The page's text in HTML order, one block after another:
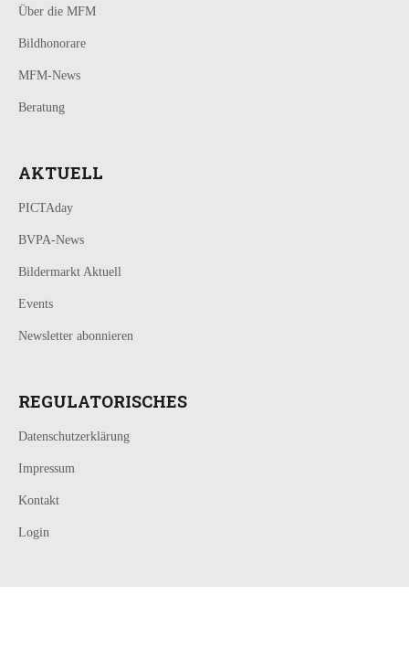
Über die MFM
Bildhonorare
MFM-News
Beratung
AKTUELL
PICTAday
BVPA-News
Bildermarkt Aktuell
Events
Newsletter abonnieren
REGULATORISCHES
Datenschutzerklärung
Impressum
Kontakt
Login